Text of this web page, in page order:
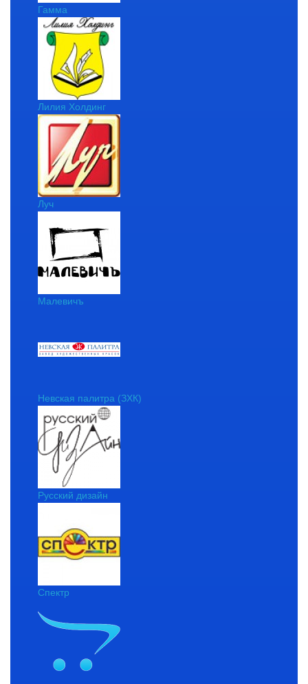
Гамма
Лилия Холдинг
Луч
Малевичъ
Невская палитра (ЗХК)
Русский дизайн
Спектр